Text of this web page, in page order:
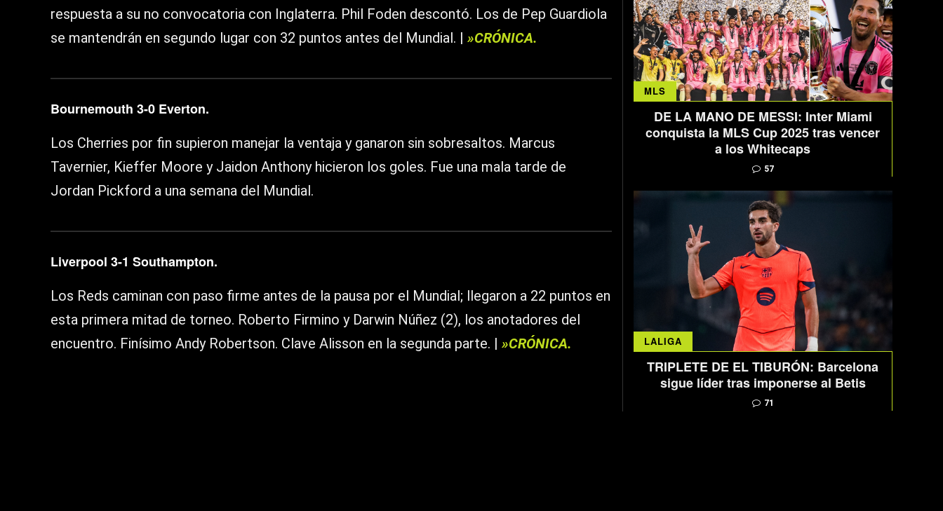
respuesta a su no convocatoria con Inglaterra. Phil Foden descontó. Los de Pep Guardiola
se mantendrán en segundo lugar con 32 puntos antes del Mundial. | »CRÓNICA.
Bournemouth 3-0 Everton.
Los Cherries por fin supieron manejar la ventaja y ganaron sin sobresaltos. Marcus
Tavernier, Kieffer Moore y Jaidon Anthony hicieron los goles. Fue una mala tarde de
Jordan Pickford a una semana del Mundial.
Liverpool 3-1 Southampton.
Los Reds caminan con paso firme antes de la pausa por el Mundial; llegaron a 22 puntos en
esta primera mitad de torneo. Roberto Firmino y Darwin Núñez (2), los anotadores del
encuentro. Finísimo Andy Robertson. Clave Alisson en la segunda parte. | »CRÓNICA.
MLS
DE LA MANO DE MESSI: Inter Miami
conquista la MLS Cup 2025 tras vencer
a los Whitecaps
57
LALIGA
TRIPLETE DE EL TIBURÓN: Barcelona
sigue líder tras imponerse al Betis
71